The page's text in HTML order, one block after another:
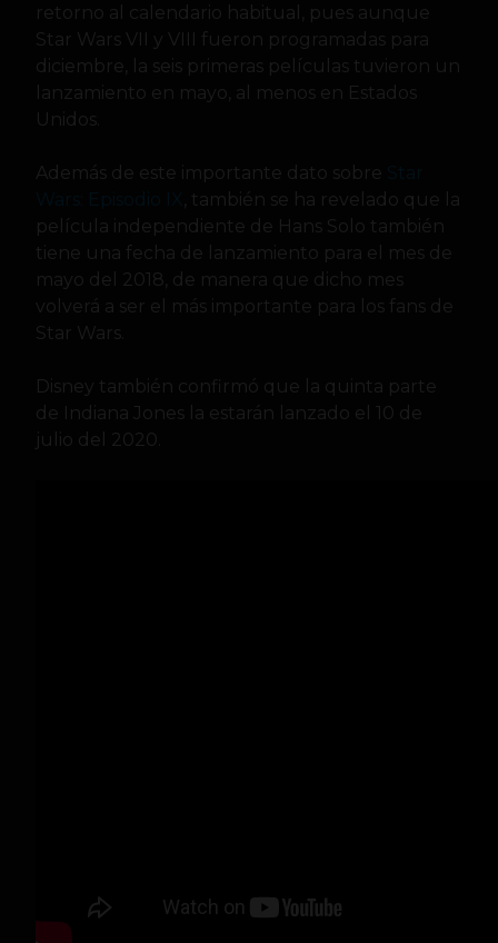
retorno al calendario habitual, pues aunque
Star Wars VII y VIII fueron programadas para
diciembre, la seis primeras películas tuvieron un
lanzamiento en mayo, al menos en Estados
Unidos.
Además de este importante dato sobre
, también se ha revelado que la
película independiente de Hans Solo también
tiene una fecha de lanzamiento para el mes de
mayo del 2018, de manera que dicho mes
volverá a ser el más importante para los fans de
Star Wars.
Disney también confirmó que la quinta parte
de Indiana Jones la estarán lanzado el 10 de
julio del 2020.